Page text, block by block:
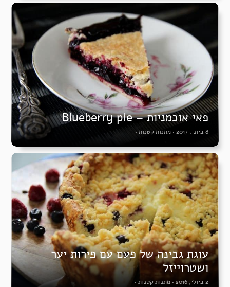
פאי אוכמניות – Blueberry pie
8 ביוני, 2017 • מתנות קטנות •
עוגת גבינה של פעם עם פירות יער
ושטרוייזל
2 ביולי, 2016 • מתנות קטנות •